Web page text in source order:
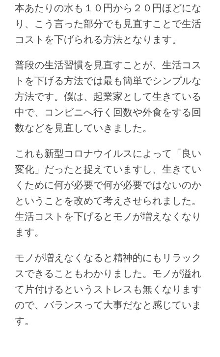
本あたりの水も１０円から２０円ほどにな
り、こう言った部分でも見直すことで生活
コストを下げられる方法となります。
普段の生活習慣を見直すことが、生活コス
トを下げる方法では最も簡単でシンプルな
方法です。僕は、起業家として生きている
中で、コンビニへ行く回数や外食をする回
数などを見直していきました。
これも新型コロナウイルスによって「良い
変化」だったと捉えていますし、生きてい
くために何が必要で何が必要ではないのか
ということを改めて考えさせられました。
生活コストを下げるとモノが増えなくなり
ます。
モノが増えなくなると精神的にもリラック
スできることもわかりました。モノが溢れ
て片付けるというストレスも無くなります
ので、バランスって大事だなと感じていま
す。